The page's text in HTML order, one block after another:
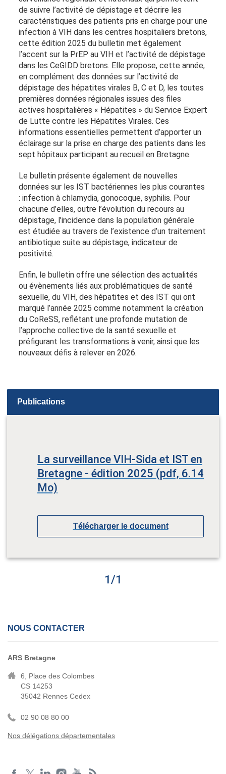
de suivre l’activité de dépistage et décrire les
caractéristiques des patients pris en charge pour une
infection à VIH dans les centres hospitaliers bretons,
cette édition 2025 du bulletin met également
l’accent sur la PrEP au VIH et l’activité de dépistage
dans les CeGIDD bretons. Elle propose, cette année,
en complément des données sur l’activité de
dépistage des hépatites virales B, C et D, les toutes
premières données régionales issues des files
actives hospitalières « Hépatites » du Service Expert
de Lutte contre les Hépatites Virales. Ces
informations essentielles permettent d’apporter un
éclairage sur la prise en charge des patients dans les
sept hôpitaux participant au recueil en Bretagne.
Le bulletin présente également de nouvelles
données sur les IST bactériennes les plus courantes
: infection à chlamydia, gonocoque, syphilis. Pour
chacune d’elles, outre l’évolution du recours au
dépistage, l’incidence dans la population générale
est étudiée au travers de l’existence d’un traitement
antibiotique suite au dépistage, indicateur de
positivité.
Enfin, le bulletin offre une sélection des actualités
ou évènements liés aux problématiques de santé
sexuelle, du VIH, des hépatites et des IST qui ont
marqué l’année 2025 comme notamment la création
du CoReSS, reflétant une profonde mutation de
l’approche collective de la santé sexuelle et
préfigurant les transformations à venir, ainsi que les
nouveaux défis à relever en 2026.
Publications
La surveillance VIH-Sida et IST en
Bretagne - édition 2025 (pdf, 6.14
Mo)
Télécharger le document
1 /1
NOUS CONTACTER
ARS Bretagne
6, Place des Colombes
CS 14253
35042 Rennes Cedex
02 90 08 80 00
Nos délégations départementales